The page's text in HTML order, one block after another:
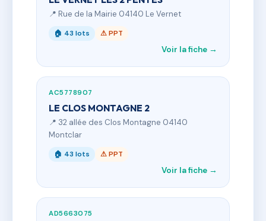
📍 Rue de la Mairie 04140 Le Vernet
🏠 43 lots ⚠ PPT
Voir la fiche →
AC5778907
LE CLOS MONTAGNE 2
📍 32 allée des Clos Montagne 04140
Montclar
🏠 43 lots ⚠ PPT
Voir la fiche →
AD5663075